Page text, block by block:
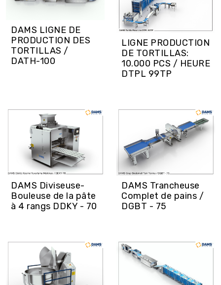
DAMS LIGNE DE
PRODUCTION DES
TORTILLAS /
DATH-100
LIGNE PRODUCTION
DE TORTILLAS:
10.000 PCS / HEURE
DTPL 99TP
DAMS Diviseuse-
Bouleuse de la pâte
à 4 rangs DDKY - 70
DAMS Trancheuse
Complet de pains /
DGBT - 75